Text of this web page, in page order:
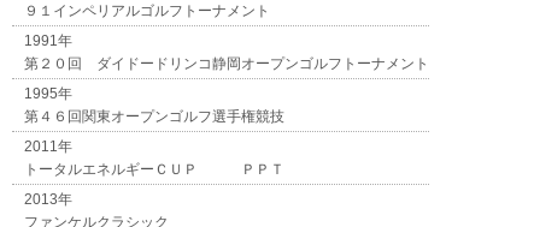
９１インペリアルゴルフトーナメント
1991年
第２０回 ダイドードリンコ静岡オープンゴルフトーナメント
1995年
第４６回関東オープンゴルフ選手権競技
2011年
トータルエネルギーＣＵＰ ＰＰＴ
2013年
ファンケルクラシック